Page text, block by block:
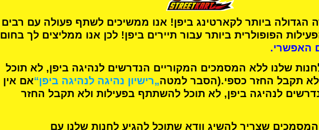
הגדולה ביותר לקארטינג ביפן! אנו ממשיכים לשתף פעולה עם רבים
הפופולרית ביותר עבור תיירים ביפן! לכן אנו ממליצים לך בחום
האפשרי.
שלנו ללא המסמכים המקוריים הנדרשים לנהיגה ביפן, לא תוכל
תקבל החזר כספי.(הסבר למטה„רישיון נהיגה לנהיגה ביפן“אם אין
לנהיגה ביפן, לא תוכל להשתתף בפעילות ולא תקבל החזר
שצריך להשיג וודא שתוכל להגיע לחנות שלנו עם